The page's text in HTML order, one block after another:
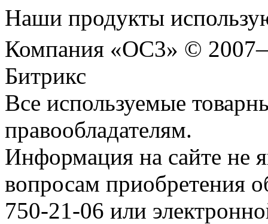
Наши продукты
Компания «ОС3» ©
Битрикс
Все используемые
правообладателям.
Информация на сайте не
вопросам приобретения
750-21-06 или